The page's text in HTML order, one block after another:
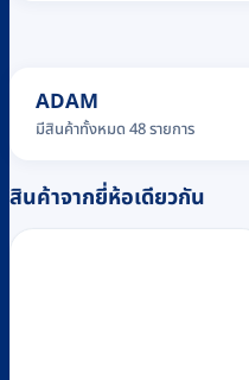
ADAM
มีสินค้าทั้งหมด 48 รายการ
สินค้าจากยี่ห้อเดียวกัน